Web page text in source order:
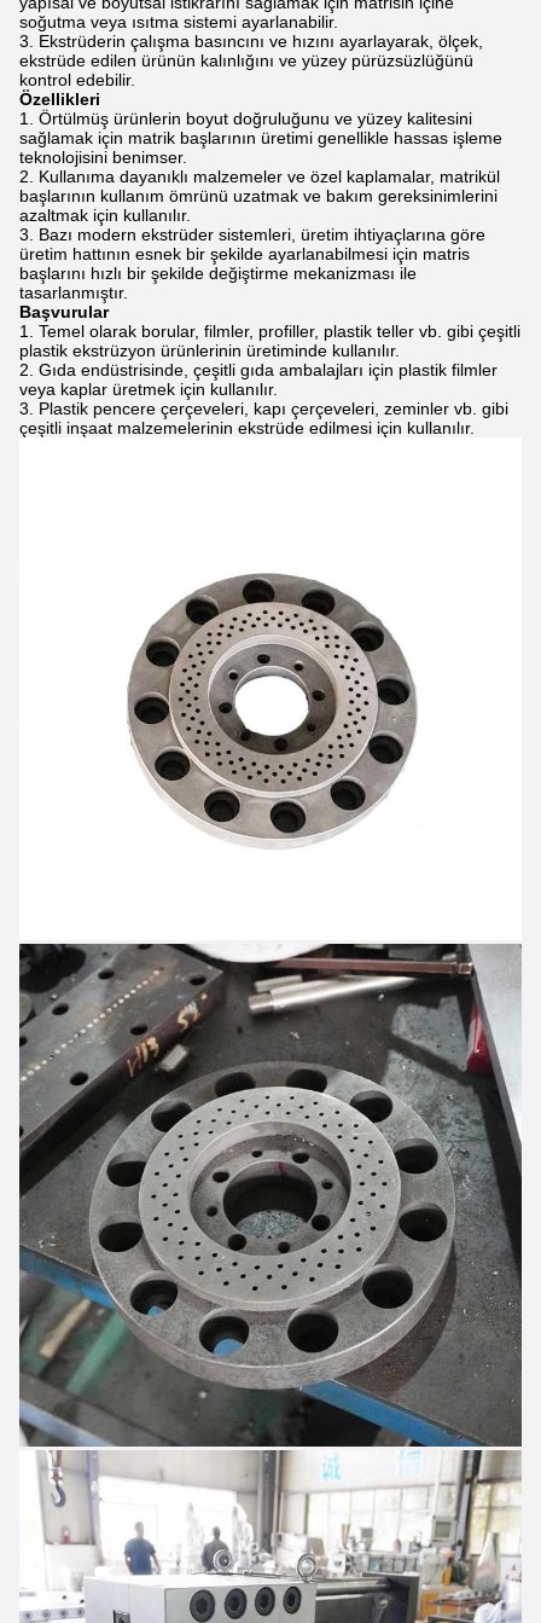
soğutma veya ısıtma sistemi ayarlanabilir.
Ekstrüderin çalışma basıncını ve hızını ayarlayarak, ölçek,
ekstrüde edilen ürünün kalınlığını ve yüzey pürüzsüzlüğünü
kontrol edebilir.
Özellikleri
Örtülmüş ürünlerin boyut doğruluğunu ve yüzey kalitesini
sağlamak için matrik başlarının üretimi genellikle hassas işleme
teknolojisini benimser.
Kullanıma dayanıklı malzemeler ve özel kaplamalar, matrikül
başlarının kullanım ömrünü uzatmak ve bakım gereksinimlerini
azaltmak için kullanılır.
Bazı modern ekstrüder sistemleri, üretim ihtiyaçlarına göre
üretim hattının esnek bir şekilde ayarlanabilmesi için matris
başlarını hızlı bir şekilde değiştirme mekanizması ile
tasarlanmıştır.
Başvurular
Temel olarak borular, filmler, profiller, plastik teller vb. gibi çeşitli
plastik ekstrüzyon ürünlerinin üretiminde kullanılır.
Gıda endüstrisinde, çeşitli gıda ambalajları için plastik filmler
veya kaplar üretmek için kullanılır.
Plastik pencere çerçeveleri, kapı çerçeveleri, zeminler vb. gibi
çeşitli inşaat malzemelerinin ekstrüde edilmesi için kullanılır.